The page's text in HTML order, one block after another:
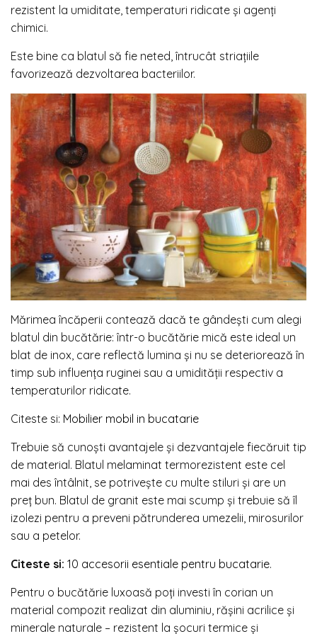
rezistent la umiditate, temperaturi ridicate și agenți
chimici.
Este bine ca blatul să fie neted, întrucât striațiile
favorizează dezvoltarea bacteriilor.
Mărimea încăperii contează dacă te gândești cum alegi
blatul din bucătărie: într-o bucătărie mică este ideal un
blat de inox, care reflectă lumina și nu se deteriorează în
timp sub influența ruginei sau a umidității respectiv a
temperaturilor ridicate.
Citeste si: Mobilier mobil in bucatarie
Trebuie să cunoști avantajele și dezvantajele fiecăruit tip
de material. Blatul melaminat termorezistent este cel
mai des întâlnit, se potrivește cu multe stiluri și are un
preț bun. Blatul de granit este mai scump și trebuie să îl
izolezi pentru a preveni pătrunderea umezelii, mirosurilor
sau a petelor.
Citeste si: 10 accesorii esentiale pentru bucatarie.
Pentru o bucătărie luxoasă poți investi în corian un
material compozit realizat din aluminiu, rășini acrilice și
minerale naturale – rezistent la șocuri termice și